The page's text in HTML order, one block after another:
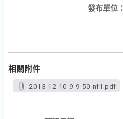
發布單位：
相關附件
2013-12-10-9-9-50-nf1.pdf